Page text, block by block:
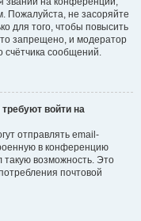
Пожалуйста, не засоряйте
для того, чтобы повысить
запрещено, и модератор
счётчика сообщений.
войти на
отправлять email-
в конференцию
такую возможность. Это
почтовой